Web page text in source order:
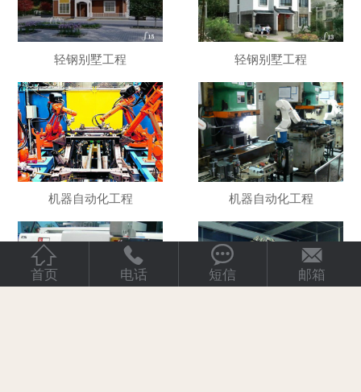
轻钢别墅工程 轻钢别墅工程
机器自动化工程 机器自动化工程

首页

电话

短信

邮箱